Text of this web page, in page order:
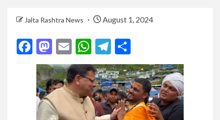
Jalta Rashtra News August 1, 2024
Facebook
Mastodon
EmailWhatsApp
Telegram